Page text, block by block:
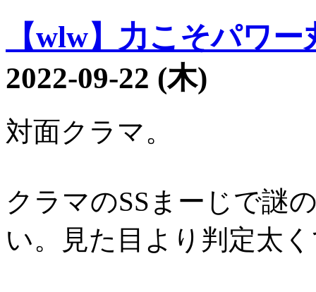
【wlw】力こそパワ
2022-09-22 (木)
対面クラマ。
クラマのSSまーじで謎
い。見た目より判定太